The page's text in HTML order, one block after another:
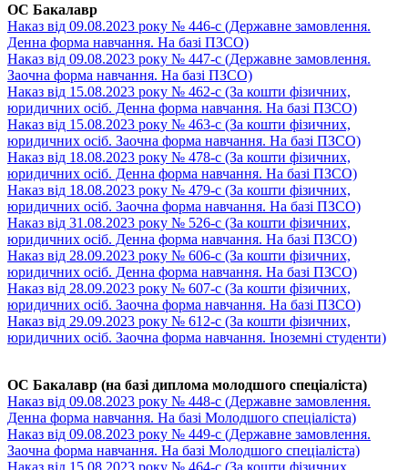
ОC Бакалавр
Наказ від 09.08.2023 року № 446-с (Державне замовлення.
Денна форма навчання. На базі ПЗСО)
Наказ від 09.08.2023 року № 447-с (Державне замовлення.
Заочна форма навчання. На базі ПЗСО)
Наказ від 15.08.2023 року № 462-с (За кошти фізичних,
юридичних осіб. Денна форма навчання. На базі ПЗСО)
Наказ від 15.08.2023 року № 463-с (За кошти фізичних,
юридичних осіб. Заочна форма навчання. На базі ПЗСО)
Наказ від 18.08.2023 року № 478-с (За кошти фізичних,
юридичних осіб. Денна форма навчання. На базі ПЗСО)
Наказ від 18.08.2023 року № 479-с (За кошти фізичних,
юридичних осіб. Заочна форма навчання. На базі ПЗСО)
Наказ від 31.08.2023 року № 526-c (За кошти фізичних,
юридичних осіб. Денна форма навчання. На базі ПЗСО)
Наказ від 28.09.2023 року № 606-с (За кошти фізичних,
юридичних осіб. Денна форма навчання. На базі ПЗСО)
Наказ від 28.09.2023 року № 607-с (За кошти фізичних,
юридичних осіб. Заочна форма навчання. На базі ПЗСО)
Наказ від 29.09.2023 року № 612-с (За кошти фізичних,
юридичних осіб. Заочна форма навчання. Іноземні студенти)
ОC Бакалавр (на базі диплома молодшого спеціаліста)
Наказ від 09.08.2023 року № 448-с (Державне замовлення.
Денна форма навчання. На базі Молодшого спеціаліста)
Наказ від 09.08.2023 року № 449-с (Державне замовлення.
Заочна форма навчання. На базі Молодшого спеціаліста)
Наказ від 15.08.2023 року № 464-с (За кошти фізичних,